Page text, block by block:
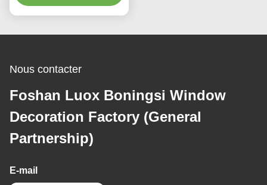
d'une bande élastique
Nous contacter
Foshan Luox Boningsi Window
Decoration Factory (General
Partnership)
E-mail